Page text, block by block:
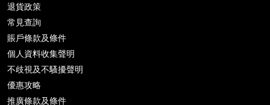
退貨政策
常見查詢
賬戶條款及條件
個人資料收集聲明
不歧視及不騷擾聲明
優惠攻略
推廣條款及條件